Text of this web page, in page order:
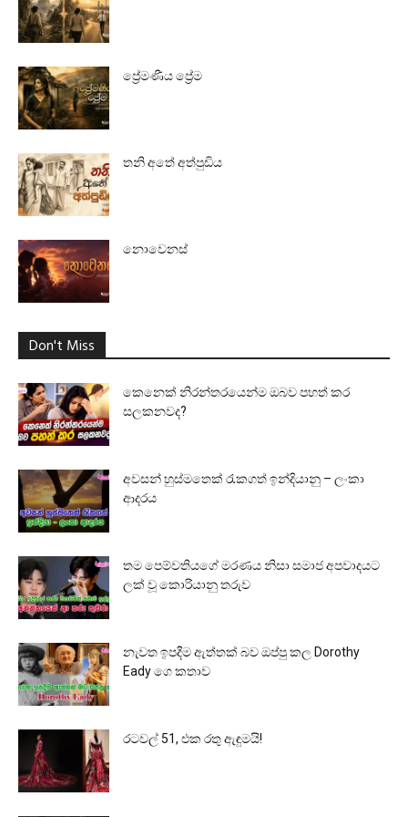
ප්‍රේමණීය ප්‍රේම
තනි අතේ අත්පුඩිය
නොවෙනස්
Don't Miss
කෙනෙක් නිරන්තරයෙන්ම ඔබව පහත් කර
සලකනවද?
අවසන් හුස්මතෙක් රැකගත් ඉන්දියානු – ලංකා
ආදරය
තම පෙම්වතියගේ මරණය නිසා සමාජ අපවාදයට
ලක් වූ කොරියානු තරුව
නැවත ඉපදීම ඇත්තක් බව ඔප්පු කල Dorothy
Eady ගෙ කතාව
රටවල් 51, එක රතු ඇඳුමයි!